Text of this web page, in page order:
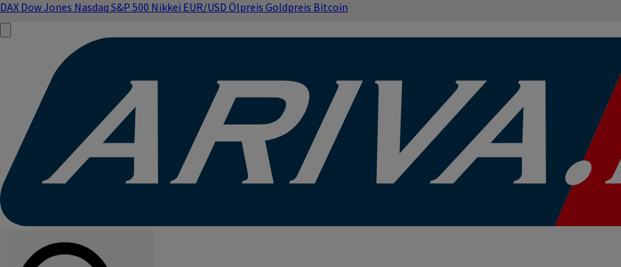
DAX Dow Jones Nasdaq S&P 500 Nikkei EUR/USD Ölpreis Goldpreis Bitcoin